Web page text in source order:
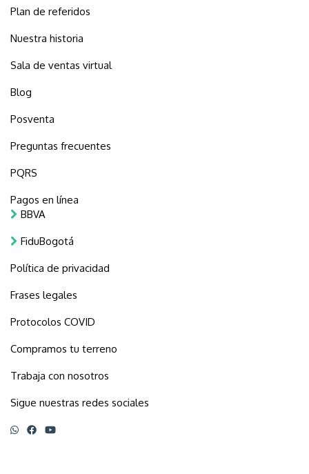
Plan de referidos
Nuestra historia
Sala de ventas virtual
Blog
Posventa
Preguntas frecuentes
PQRS
Pagos en línea
BBVA
FiduBogotá
Política de privacidad
Frases legales
Protocolos COVID
Compramos tu terreno
Trabaja con nosotros
Sigue nuestras redes sociales